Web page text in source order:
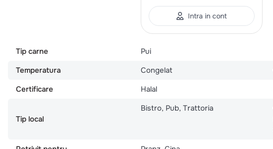
Intra in cont
Tip carne Pui
Temperatura
Congelat
Certificare
Halal
Tip local
Bistro, Pub, Trattoria